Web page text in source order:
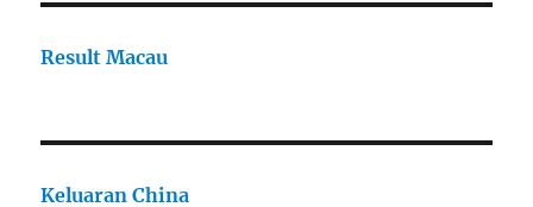
Result Macau
Keluaran China